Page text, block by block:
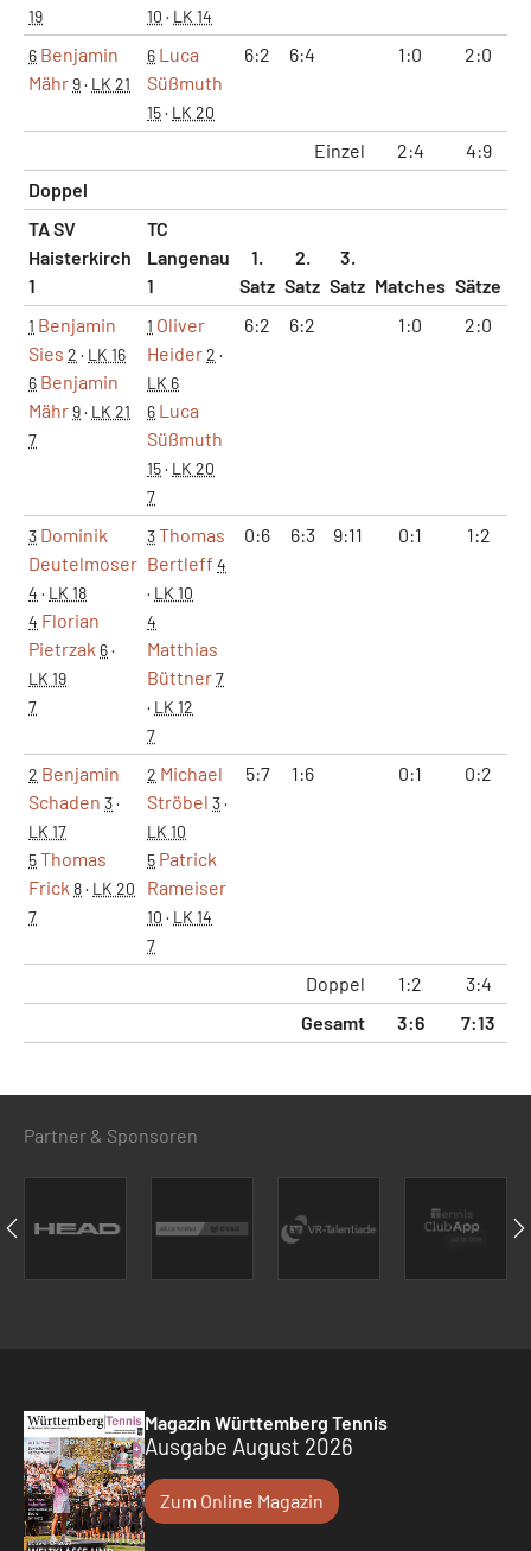
19
10 · LK 14
6 Benjamin
Mähr9· LK 21
6 Luca
Süßmuth
15· LK 20
6:2 6:4 1:0 2:0
Einzel 2:4 4:9
Doppel
TA SV
Haisterkirch
1
TC
Langenau
1
1.
Satz
2.
Satz
3.
Satz Matches Sätze
1 Benjamin
Sies 2 · LK 16
6 Benjamin
Mähr9· LK 21
7
1 Oliver
Heider2 ·
LK 6
6 Luca
Süßmuth
15· LK 20
7
6:2 6:2 1:0 2:0
3 Dominik
Deutelmoser
4 · LK 18
4 Florian
Pietrzak 6·
LK 19
7
3Thomas
Bertleff 4
· LK 10
4
Matthias
Büttner7
· LK 12
7
0:6 6:3 9:11 0:1 1:2
2 Benjamin
Schaden 3·
LK 17
5Thomas
Frick 8· LK 20
7
2 Michael
Ströbel 3·
LK 10
5 Patrick
Rameiser
10 · LK 14
7
5:7 1:6 0:1 0:2
Doppel 1:2 3:4
Gesamt
3:6 7:13
Partner & Sponsoren
Magazin Württemberg Tennis
Ausgabe August 2026
Zum Online Magazin